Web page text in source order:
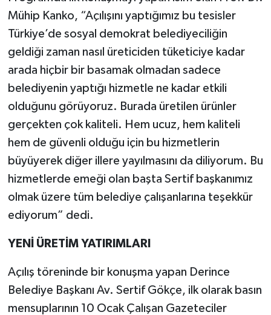
Mühip Kanko, “Açılışını yaptığımız bu tesisler
Türkiye’de sosyal demokrat belediyeciliğin
geldiği zaman nasıl üreticiden tüketiciye kadar
arada hiçbir bir basamak olmadan sadece
belediyenin yaptığı hizmetle ne kadar etkili
olduğunu görüyoruz. Burada üretilen ürünler
gerçekten çok kaliteli. Hem ucuz, hem kaliteli
hem de güvenli olduğu için bu hizmetlerin
büyüyerek diğer illere yayılmasını da diliyorum. Bu
hizmetlerde emeği olan başta Sertif başkanımız
olmak üzere tüm belediye çalışanlarına teşekkür
ediyorum” dedi.
YENİ ÜRETİM YATIRIMLARI
Açılış töreninde bir konuşma yapan Derince
Belediye Başkanı Av. Sertif Gökçe, ilk olarak basın
mensuplarının 10 Ocak Çalışan Gazeteciler